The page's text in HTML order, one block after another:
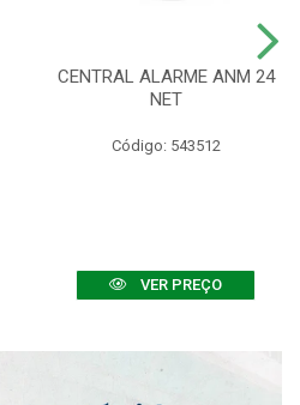
CENTRAL ALARME ANM 24
NET
Código: 543512
VER PREÇO